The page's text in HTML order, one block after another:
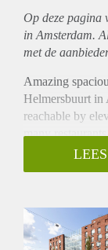
Op deze pagina
in Amsterdam.
met de
Amazing
Helmersbuurt in
reachable by
many
etc. and easy
private parking
- 2 bedrooms
- 115m2